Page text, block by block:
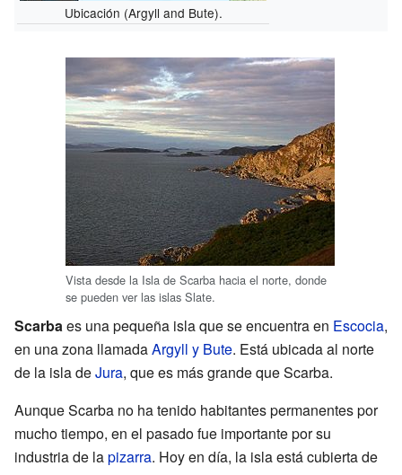
Ubicación (Argyll and Bute).
Vista desde la Isla de Scarba hacia el norte, donde
se pueden ver las islas Slate.
Scarbaes una pequeña isla que se encuentra en Escocia,
en una zona llamadaArgyll y Bute. Está ubicada al norte
de la isla deJura, que es más grande que Scarba.
Aunque Scarba no ha tenido habitantes permanentes por
mucho tiempo, en el pasado fue importante por su
industria de lapizarra. Hoy en día, la isla está cubierta de